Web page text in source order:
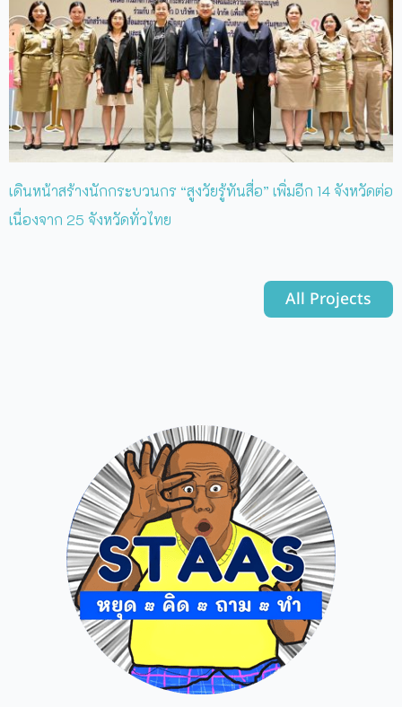
เดินหน้าสร้างนักกระบวนกร “สูงวัยรู้ทันสื่อ” เพิ่มอีก 14 จังหวัดต่อ
เนื่องจาก 25 จังหวัดทั่วไทย
All Projects